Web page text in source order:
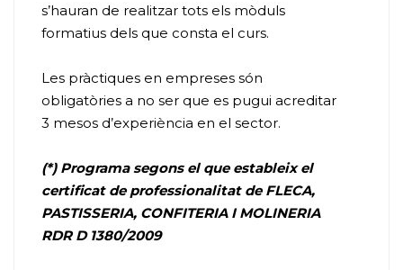
s’hauran de realitzar tots els mòduls
formatius dels que consta el curs.
Les pràctiques en empreses són
obligatòries a no ser que es pugui acreditar
3 mesos d’experiència en el sector.
(*) Programa segons el que estableix el
certificat de professionalitat de FLECA,
PASTISSERIA, CONFITERIA I MOLINERIA
RDR D 1380/2009